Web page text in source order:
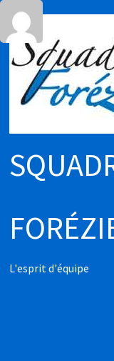
Passer
contenu
L'esprit d'équipe